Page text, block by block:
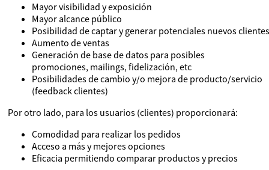
Mayor visibilidad y exposición
Mayor alcance público
Posibilidad de captar y generar potenciales nuevos clientes
Aumento de ventas
Generación de base de datos para posibles
promociones, mailings, fidelización, etc
Posibilidades de cambio y/o mejora de producto/servicio
(feedback clientes)
Por otro lado, para los usuarios (clientes) proporcionará:
Comodidad para realizar los pedidos
Acceso a más y mejores opciones
Eficacia permitiendo comparar productos y precios